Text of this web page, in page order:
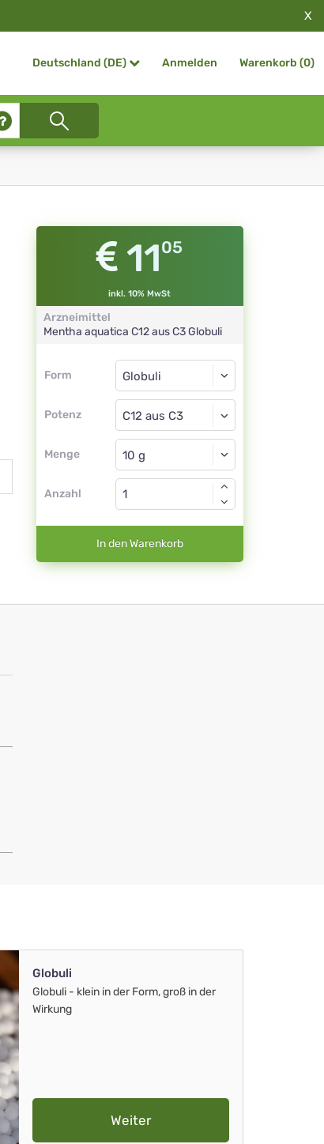
X
Deutschland (DE) Anmelden Warenkorb (0)
1105
inkl. 10% MwSt
Arzneimittel
Mentha aquatica C12 aus C3 Globuli
Form
Form
Potenz
Globuli
C12 aus C3
Menge
Globuli
Anzahl
In den Warenkorb
Globuli
Globuli - klein in der Form, groß in der
Wirkung
Weiter